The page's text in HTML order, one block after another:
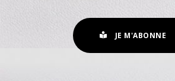
JE M'ABONNE